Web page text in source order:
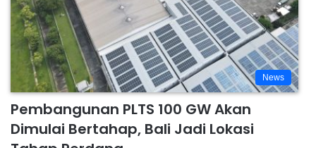
News
Pembangunan PLTS 100 GW Akan
Dimulai Bertahap, Bali Jadi Lokasi